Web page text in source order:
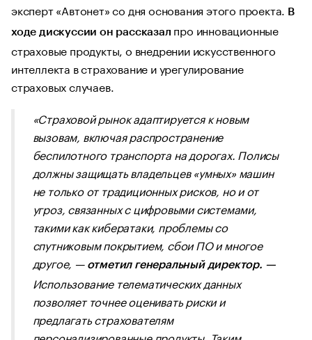
эксперт «Автонет» со дня основания этого проекта. В
ходе дискуссии он рассказал про инновационные
страховые продукты, о внедрении искусственного
интеллекта в страхование и урегулирование
страховых случаев.
«Страховой рынок адаптируется к новым
вызовам, включая распространение
беспилотного транспорта на дорогах. Полисы
должны защищать владельцев «умных» машин
не только от традиционных рисков, но и от
угроз, связанных с цифровыми системами,
такими как кибератаки, проблемы со
спутниковым покрытием, сбои ПО и многое
другое, — отметил генеральный директор. —
Использование телематических данных
позволяет точнее оценивать риски и
предлагать страхователям